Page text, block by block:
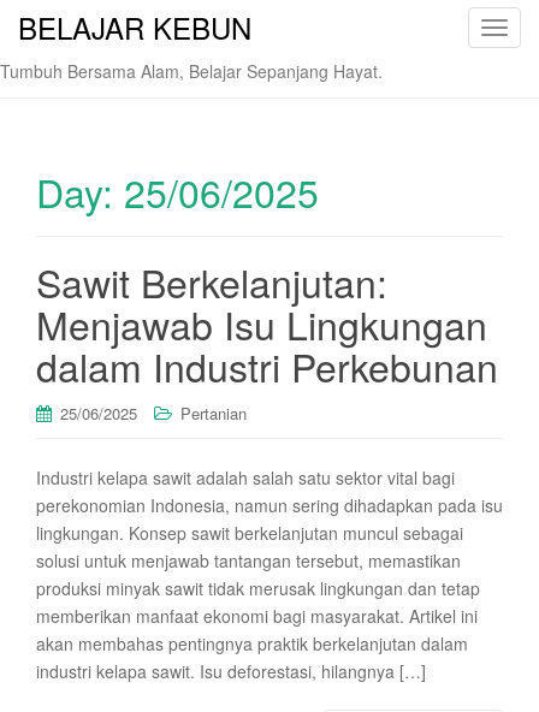
T
t
i
BELAJAR KEBUN
Tumbuh Bersama Alam, Belajar Sepanjang Hayat.
Day: 25/06/2025
Sawit Berkelanjutan:
Menjawab Isu Lingkungan
dalam Industri Perkebunan
25/06/2025 Pertanian
Industri kelapa sawit adalah salah satu sektor vital bagi
perekonomian Indonesia, namun sering dihadapkan pada isu
lingkungan. Konsep sawit berkelanjutan muncul sebagai
solusi untuk menjawab tantangan tersebut, memastikan
produksi minyak sawit tidak merusak lingkungan dan tetap
memberikan manfaat ekonomi bagi masyarakat. Artikel ini
akan membahas pentingnya praktik berkelanjutan dalam
industri kelapa sawit. Isu deforestasi, hilangnya […]